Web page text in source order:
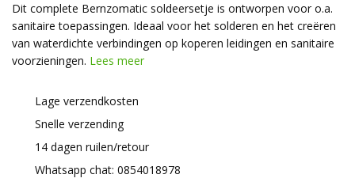
Dit complete Bernzomatic soldeersetje is ontworpen voor o.a.
sanitaire toepassingen. Ideaal voor het solderen en het creëren
van waterdichte verbindingen op koperen leidingen en sanitaire
voorzieningen. Lees meer
Lage verzendkosten
Snelle verzending
14 dagen ruilen/retour
Whatsapp chat: 0854018978